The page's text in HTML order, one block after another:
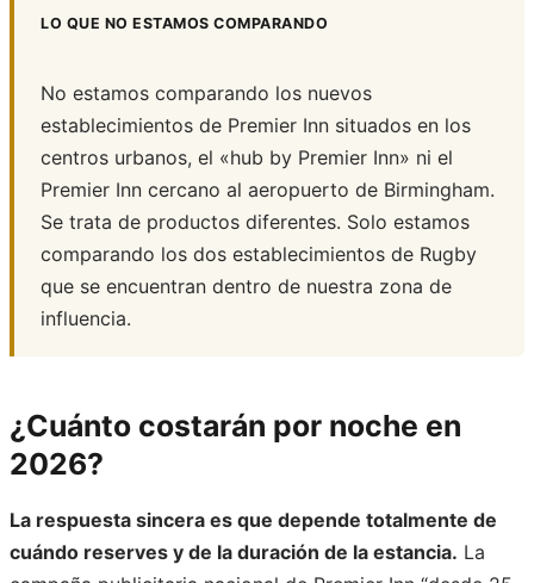
LO QUE NO ESTAMOS COMPARANDO
No estamos comparando los nuevos
establecimientos de Premier Inn situados en los
centros urbanos, el «hub by Premier Inn» ni el
Premier Inn cercano al aeropuerto de Birmingham.
Se trata de productos diferentes. Solo estamos
comparando los dos establecimientos de Rugby
que se encuentran dentro de nuestra zona de
influencia.
¿Cuánto costarán por noche en
2026?
La respuesta sincera es que depende totalmente de
cuándo reserves y de la duración de la estancia. La